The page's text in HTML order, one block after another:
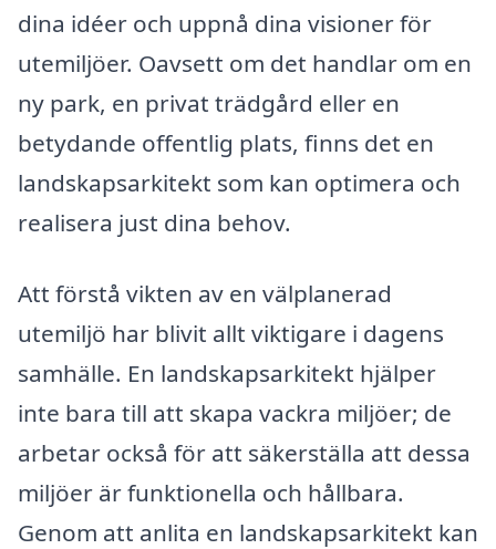
dina idéer och uppnå dina visioner för
utemiljöer. Oavsett om det handlar om en
ny park, en privat trädgård eller en
betydande offentlig plats, finns det en
landskapsarkitekt som kan optimera och
realisera just dina behov.
Att förstå vikten av en välplanerad
utemiljö har blivit allt viktigare i dagens
samhälle. En landskapsarkitekt hjälper
inte bara till att skapa vackra miljöer; de
arbetar också för att säkerställa att dessa
miljöer är funktionella och hållbara.
Genom att anlita en landskapsarkitekt kan